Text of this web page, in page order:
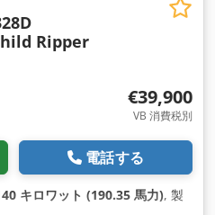
Ripper
€39,900
VB 消費税別
電話する
キロワット (190.35 馬力), 製